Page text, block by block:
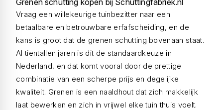
Grenen schutting kopen bij Schuttingfabriek.nl
Vraag een willekeurige tuinbezitter naar een
betaalbare en betrouwbare erfafscheiding, en de
kans is groot dat de grenen schutting bovenaan staat.
Al tientallen jaren is dit de standaardkeuze in
Nederland, en dat komt vooral door de prettige
combinatie van een scherpe prijs en degelijke
kwaliteit. Grenen is een naaldhout dat zich makkelijk
laat bewerken en zich in vrijwel elke tuin thuis voelt.